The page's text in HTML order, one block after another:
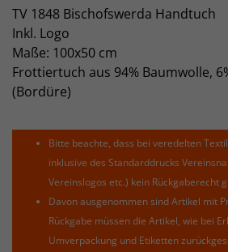
TV 1848 Bischofswerda Handtuch
Inkl. Logo
Maße: 100x50 cm
Frottiertuch aus 94% Baumwolle,
(Bordüre)
Bitte beachte, dass bei veredelten
inklusive des Standarddrucks
Vereinslogos etc.) kein Rückgaberecht
Davon ausgenommen sind Artikel mit
Rückgabe müssen die Artikel, wie bei
Umverpackung und Etiketten